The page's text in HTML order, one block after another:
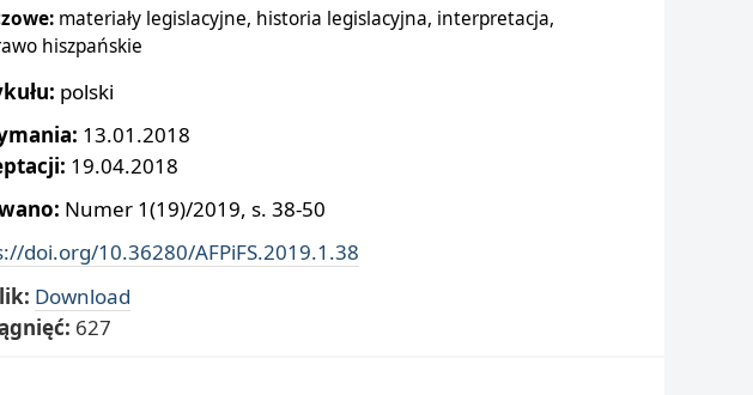
materiały legislacyjne, historia legislacyjna, interpretacja,
hiszpańskie
polski
13.01.2018
19.04.2018
Numer 1(19)/2019, s. 38-50
doi.org/10.36280/AFPiFS.2019.1.38
Download
627